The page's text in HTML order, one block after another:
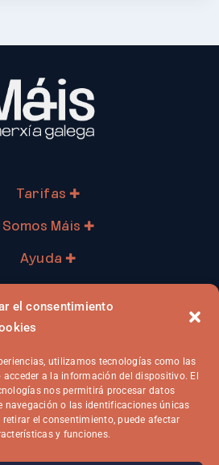
el consentimiento
utilizamos tecnologías como las
a la información del dispositivo. El
nos permitirá procesar datos
navegación o las identificaciones únicas
el consentimiento, puede afectar
y funciones.
Tarifas ✚
Somos Máis ✚
Ayuda ✚
soy cliente ✚